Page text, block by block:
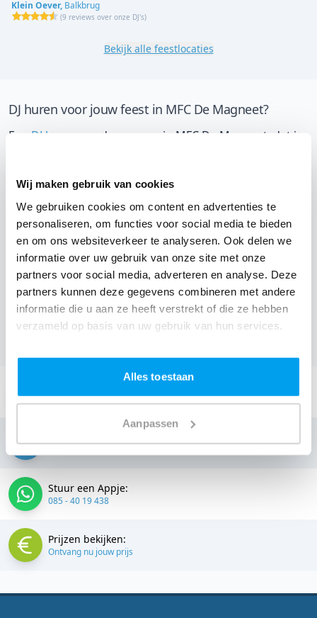
Wij maken gebruik van cookies
We gebruiken cookies om content en advertenties te
personaliseren, om functies voor social media te bieden
en om ons websiteverkeer te analyseren. Ook delen we
informatie over uw gebruik van onze site met onze
partners voor social media, adverteren en analyse. Deze
partners kunnen deze gegevens combineren met andere
informatie die u aan ze heeft verstrekt of die ze hebben
verzameld op basis van uw gebruik van hun services.
Alles toestaan
Aanpassen
Klein Oever, Balkbrug
(9 reviews over onze DJ's)
Bekijk alle feestlocaties
DJ huren voor jouw feest in MFC De Magneet?
Een DJ huren
zonder zorgen in MFC De Magneet: dat is
voordat je een DJ voor jouw feest gaat boeken, wil je
natuurlijk weten wat het kost.
Een DJ boeken uit Drenthe was nog nooit zo makkelijk.
Daarom kun je bij ons online de prijs berekenen voor
jouw feest. Ook kun je nu boeken of een vrijblijvende
offerte aanvragen.Huur de beste DJ uit Hoogeveenen
omgeving, en check dus directonze prijzen voor jouw
info@thedjcompany.nl
Stuur een Appje:
085 - 40 19 438
Prijzen bekijken:
Ontvang nu jouw prijs